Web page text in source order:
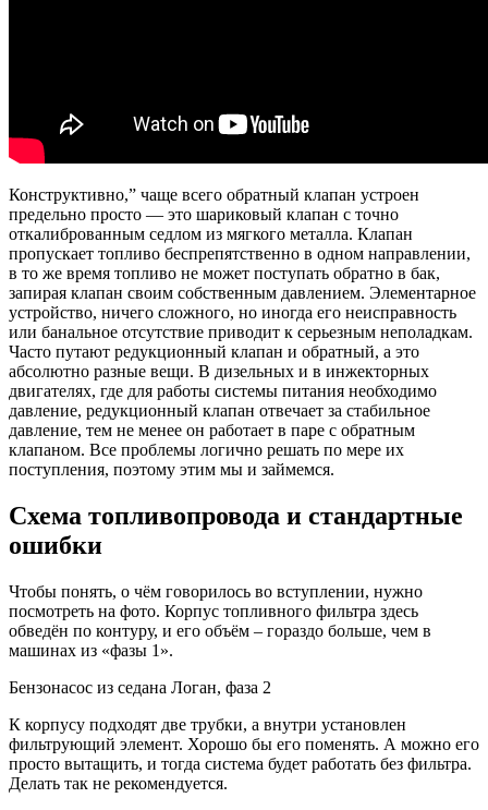
Конструктивно,” чаще всего обратный клапан устроен
предельно просто — это шариковый клапан с точно
откалиброванным седлом из мягкого металла. Клапан
пропускает топливо беспрепятственно в одном направлении,
в то же время топливо не может поступать обратно в бак,
запирая клапан своим собственным давлением. Элементарное
устройство, ничего сложного, но иногда его неисправность
или банальное отсутствие приводит к серьезным неполадкам.
Часто путают редукционный клапан и обратный, а это
абсолютно разные вещи. В дизельных и в инжекторных
двигателях, где для работы системы питания необходимо
давление, редукционный клапан отвечает за стабильное
давление, тем не менее он работает в паре с обратным
клапаном. Все проблемы логично решать по мере их
поступления, поэтому этим мы и займемся.
Схема топливопровода и стандартные
ошибки
Чтобы понять, о чём говорилось во вступлении, нужно
посмотреть на фото. Корпус топливного фильтра здесь
обведён по контуру, и его объём – гораздо больше, чем в
машинах из «фазы 1».
Бензонасос из седана Логан, фаза 2
К корпусу подходят две трубки, а внутри установлен
фильтрующий элемент. Хорошо бы его поменять. А можно его
просто вытащить, и тогда система будет работать без фильтра.
Делать так не рекомендуется.